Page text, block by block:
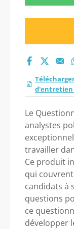
d'entretien
Le
analystes
travailler
Ce produit
qui
candidats à
questions
ce
développer